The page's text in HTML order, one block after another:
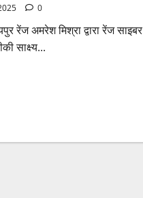
0
रेंज अमरेश मिश्रा द्वारा रेंज साइबर
साक्ष्य...